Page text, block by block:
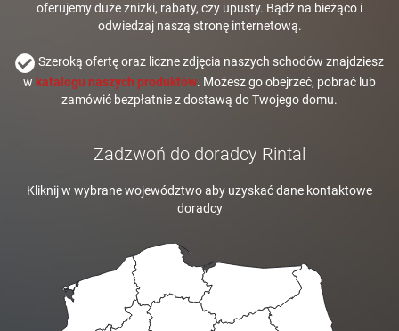
oferujemy duże zniżki, rabaty, czy upusty. Bądź na bieżąco i
odwiedzaj naszą stronę internetową.
Szeroką ofertę oraz liczne zdjęcia naszych schodów znajdziesz
w katalogu naszych produktów. Możesz go obejrzeć, pobrać lub
zamówić bezpłatnie z dostawą do Twojego domu.
Zadzwoń do doradcy Rintal
Kliknij w wybrane województwo aby uzyskać dane kontaktowe
doradcy